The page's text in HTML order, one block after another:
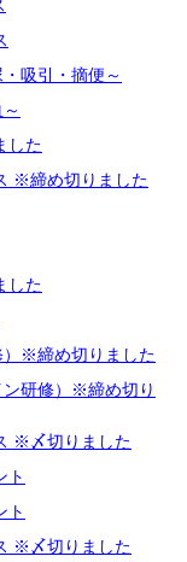
吸引・摘便～
した
※締め切りました
した
）※締め切りました
ン研修）※締め切り
※〆切りました
ト
ト
※〆切りました